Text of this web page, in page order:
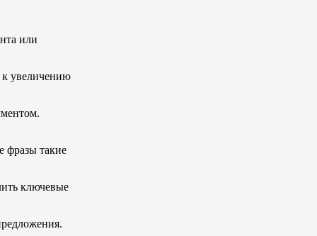
или
к увеличению
фразы такие
ключевые